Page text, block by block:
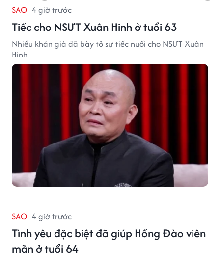
SAO 4 giờ trước
Tiếc cho NSƯT Xuân Hinh ở tuổi 63
Nhiều khán giả đã bày tỏ sự tiếc nuối cho NSƯT Xuân
Hinh.
SAO 4 giờ trước
Tình yêu đặc biệt đã giúp Hồng Đào viên
mãn ở tuổi 64